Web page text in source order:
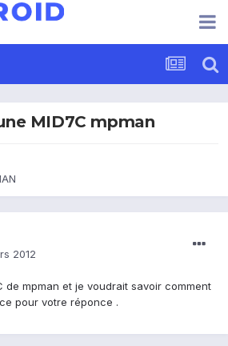
MID7C mpman
2012
de mpman et je voudrait savoir comment
pour votre réponce .